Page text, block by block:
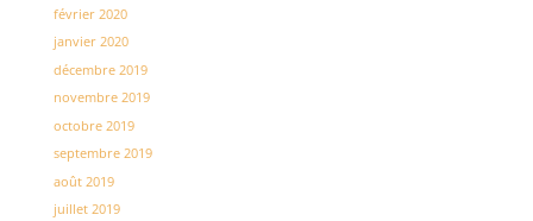
février 2020
janvier 2020
décembre 2019
novembre 2019
octobre 2019
septembre 2019
août 2019
juillet 2019